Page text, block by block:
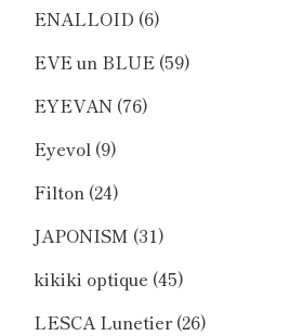
ENALLOID (6)
EVE un BLUE (59)
EYEVAN (76)
Eyevol (9)
Filton (24)
JAPONISM (31)
kikiki optique (45)
LESCA Lunetier(26)